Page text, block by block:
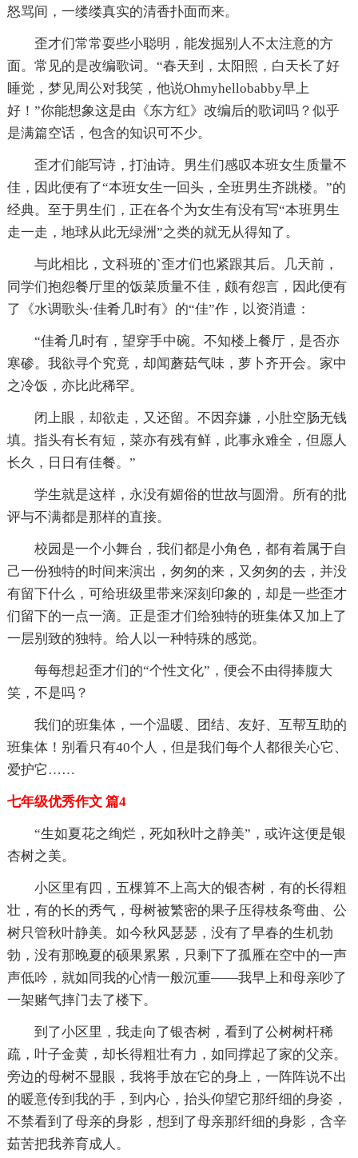
怒骂间，一缕缕真实的清香扑面而来。
歪才们常常耍些小聪明，能发掘别人不太注意的方
面。常见的是改编歌词。“春天到，太阳照，白天长了好
睡觉，梦见周公对我笑，他说Ohmyhellobabby早上
好！”你能想象这是由《东方红》改编后的歌词吗？似乎
是满篇空话，包含的知识可不少。
歪才们能写诗，打油诗。男生们感叹本班女生质量不
佳，因此便有了“本班女生一回头，全班男生齐跳楼。”的
经典。至于男生们，正在各个为女生有没有写“本班男生
走一走，地球从此无绿洲”之类的就无从得知了。
与此相比，文科班的`歪才们也紧跟其后。几天前，
同学们抱怨餐厅里的饭菜质量不佳，颇有怨言，因此便有
了《水调歌头·佳肴几时有》的“佳”作，以资消遣：
“佳肴几时有，望穿手中碗。不知楼上餐厅，是否亦
寒碜。我欲寻个究竟，却闻蘑菇气味，萝卜齐开会。家中
之冷饭，亦比此稀罕。
闭上眼，却欲走，又还留。不因弃嫌，小肚空肠无钱
填。指头有长有短，菜亦有残有鲜，此事永难全，但愿人
长久，日日有佳餐。”
学生就是这样，永没有媚俗的世故与圆滑。所有的批
评与不满都是那样的直接。
校园是一个小舞台，我们都是小角色，都有着属于自
己一份独特的时间来演出，匆匆的来，又匆匆的去，并没
有留下什么，可给班级里带来深刻印象的，却是一些歪才
们留下的一点一滴。正是歪才们给独特的班集体又加上了
一层别致的独特。给人以一种特殊的感觉。
每每想起歪才们的“个性文化”，便会不由得捧腹大
笑，不是吗？
我们的班集体，一个温暖、团结、友好、互帮互助的
班集体！别看只有40个人，但是我们每个人都很关心它、
爱护它……
七年级优秀作文 篇4
“生如夏花之绚烂，死如秋叶之静美”，或许这便是银
杏树之美。
小区里有四，五棵算不上高大的银杏树，有的长得粗
壮，有的长的秀气，母树被繁密的果子压得枝条弯曲、公
树只管秋叶静美。如今秋风瑟瑟，没有了早春的生机勃
勃，没有那晚夏的硕果累累，只剩下了孤雁在空中的一声
声低吟，就如同我的心情一般沉重——我早上和母亲吵了
一架赌气摔门去了楼下。
到了小区里，我走向了银杏树，看到了公树树杆稀
疏，叶子金黄，却长得粗壮有力，如同撑起了家的父亲。
旁边的母树不显眼，我将手放在它的身上，一阵阵说不出
的暖意传到我的手，到内心，抬头仰望它那纤细的身姿，
不禁看到了母亲的身影，想到了母亲那纤细的身影，含辛
茹苦把我养育成人。